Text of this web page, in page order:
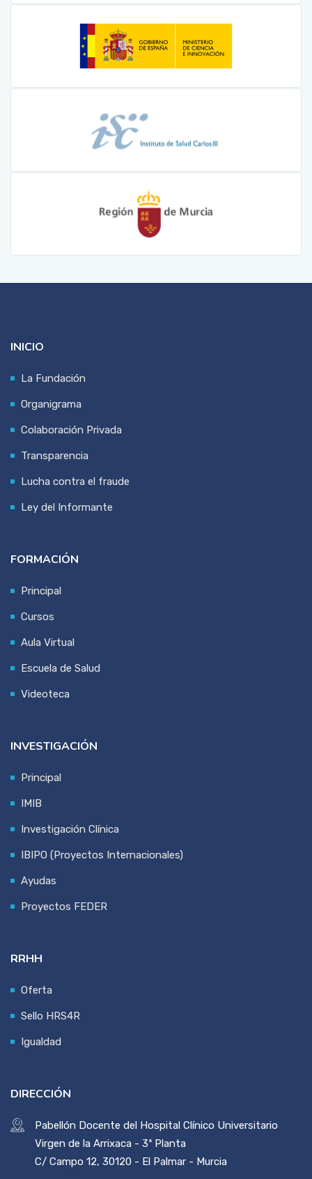
INICIO
La Fundación
Organigrama
Colaboración Privada
Transparencia
Lucha contra el fraude
Ley del Informante
FORMACIÓN
Principal
Cursos
Aula Virtual
Escuela de Salud
Videoteca
INVESTIGACIÓN
Principal
IMIB
Investigación Clínica
IBIPO (Proyectos Internacionales)
Ayudas
Proyectos FEDER
RRHH
Oferta
Sello HRS4R
Igualdad
DIRECCIÓN
Pabellón Docente del Hospital Clínico Universitario
Virgen de la Arrixaca - 3ª Planta
C/ Campo 12, 30120 - El Palmar - Murcia